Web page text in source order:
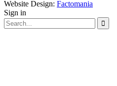
Website Design: Factomania
Sign in